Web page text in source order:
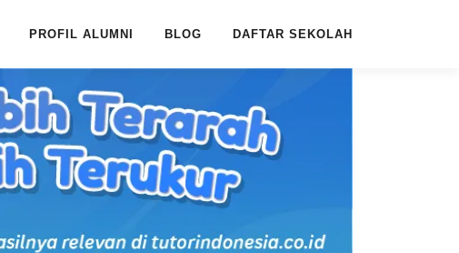
PROFIL ALUMNI BLOG DAFTAR SEKOLAH